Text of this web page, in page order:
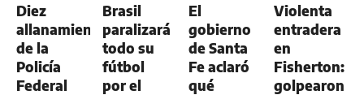
Diez
allanamientos
de la
Policía
Federal
Brasil
paralizará
todo su
fútbol
por el
El
gobierno
de Santa
Fe aclaró
qué
Violenta
entradera
en
Fisherton:
golpearon